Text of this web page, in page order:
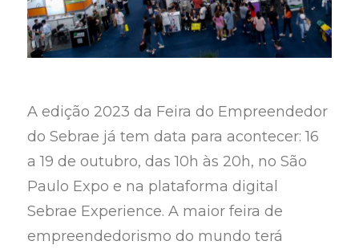
A edição 2023 da Feira do Empreendedor
do Sebrae já tem data para acontecer: 16
a 19 de outubro, das 10h às 20h, no São
Paulo Expo e na plataforma digital
Sebrae Experience. A maior feira de
empreendedorismo do mundo terá